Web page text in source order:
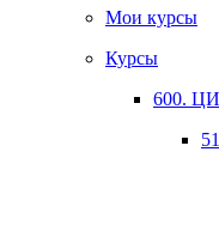
Мои курсы
Курсы
600.